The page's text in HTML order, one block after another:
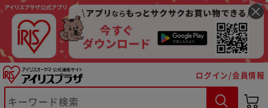
ログイン/会員情報